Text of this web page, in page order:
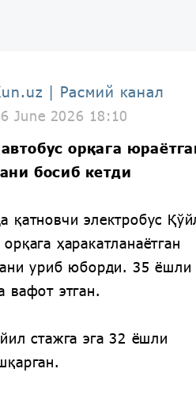
| Расмий канал
June 2026 18:10
орқага
босиб кетди
қатновчи электробус
ҳаракатланаётган
уриб юборди. 35 ёшли
вафот этган.
стажга эга 32 ёшли